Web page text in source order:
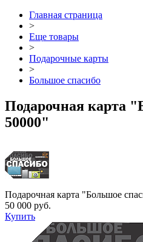
Главная страница
>
Еще товары
>
Подарочные карты
>
Большое спасибо
Подарочная карта
50000"
Подарочная карта "Большое
50 000 руб.
Купить